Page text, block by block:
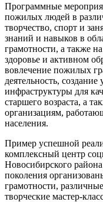
Программные
пожилых людей в
творчество, спорт и
знаний и навыков в
грамотности, а также
здоровье и активном
вовлечение пожилых
деятельность,
инфраструктуры для
старшего возраста, а
организациям,
населения.
Пример успешной
комплексный центр
Новосибирского
поколения
грамотности,
творческие мастер-